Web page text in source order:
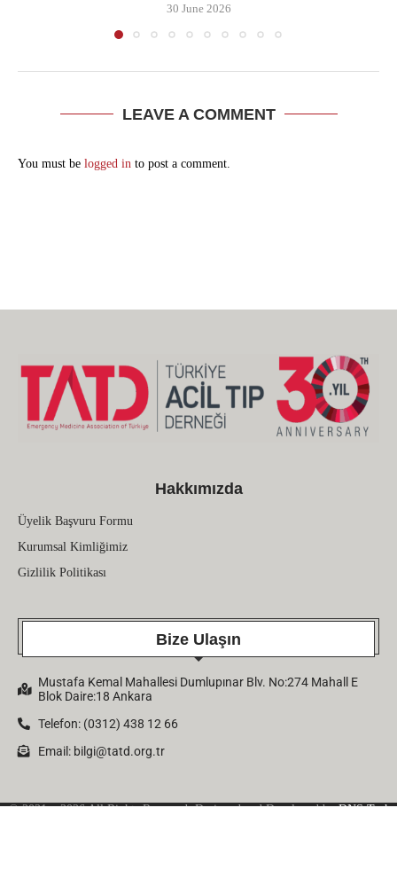
30 June 2026
LEAVE A COMMENT
You must be logged in to post a comment.
Hakkımızda
Üyelik Başvuru Formu
Kurumsal Kimliğimiz
Gizlilik Politikası
Bize Ulaşın
Mustafa Kemal Mahallesi Dumlupınar Blv. No:274 Mahall E
Blok Daire:18 Ankara
Telefon: (0312) 438 12 66
Email: bilgi@tatd.org.tr
© 2021 – 2026 All Rights Reserved. Designed and Developed byDNS Tech